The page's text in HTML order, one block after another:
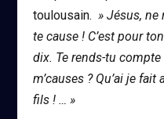
toulousain. » Jésus, ne
te cause ! C’est pour
dix. Te rends-tu
m’causes ? Qu’ai je
fils ! … »